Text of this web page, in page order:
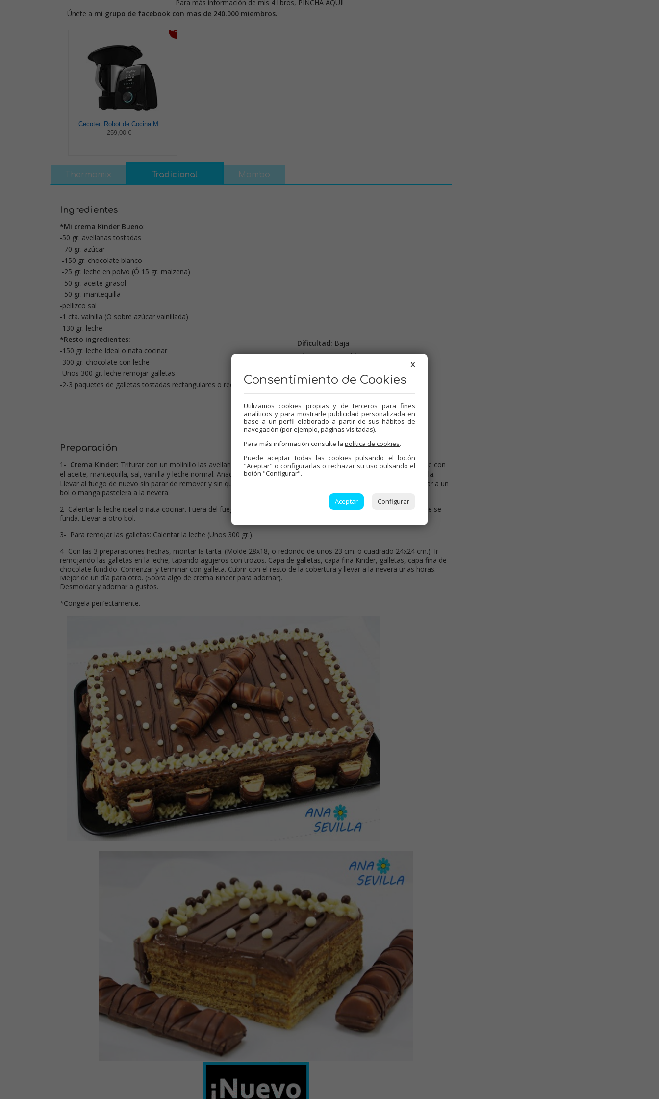
Para más información de mis 4 libros, PINCHA AQUÍ!
Únete a mi grupo de facebook con mas de 240.000 miembros.
46%
Cecotec Robot de Cocina Multifunción Mambo 9590. 1700 W, 30 Funciones, Cuchara MamboMix, Jarra Habana y Jarra de acero inoxidable de 3.3 L, Apta para lavavajillas, Báscula incorporada, Recetario
259,00 €
Thermomix Tradicional Mambo
Ingredientes
*Mi crema Kinder Bueno:
-50 gr. avellanas tostadas
-70 gr. azúcar
-150 gr. chocolate blanco
-25 gr. leche en polvo (Ó 15 gr. maizena)
-50 gr. aceite girasol
-50 gr. mantequilla
-pellizco sal
-1 cta. vainilla (O sobre azúcar vainillada)
-130 gr. leche
*Resto ingredientes:
-150 gr. leche Ideal o nata cocinar
-300 gr. chocolate con leche
-Unos 300 gr. leche remojar galletas
-2-3 paquetes de galletas tostadas rectangulares o redondas María
Dificultad: Baja
Tiempo de cocción:10 minutos
Precio:4 €
Tartas,Dulces varios,Thermomix,
Recetas para cumpleaños,Tradicional
Mambo
Preparación
1- Crema Kinder: Triturar con un molinillo las avellanas con el azúcar. - En un cazo al fuego bajo, fundir el chocolate con
el aceite, mantequilla, sal, vainilla y leche normal. Añadir las avellanas molidas y leche en polvo, triturar toda la mezcla.
Llevar al fuego de nuevo sin parar de remover y sin que llegue a hervir. Deberá quedar líquida como una natilla. Llevar a un
bol o manga pastelera a la nevera.
2- Calentar la leche ideal o nata cocinar. Fuera del fuego, añadir el chocolate troceado y remover bien hasta que éste se
funda. Llevar a otro bol.
3- Para remojar las galletas: Calentar la leche (Unos 300 gr.).
4- Con las 3 preparaciones hechas, montar la tarta. (Molde 28x18, o redondo de unos 23 cm. ó cuadrado 24x24 cm.). Ir
remojando las galletas en la leche, tapando agujeros con trozos. Capa de galletas, capa fina Kinder, galletas, capa fina de
chocolate fundido. Comenzar y terminar con galleta. Cubrir con el resto de la cobertura y llevar a la nevera unas horas.
Mejor de un día para otro. (Sobra algo de crema Kinder para adornar).
Desmoldar y adornar a gustos.
*Congela perfectamente.
X
Consentimiento de Cookies
Utilizamos cookies propias y de terceros para fines
analíticos y para mostrarle publicidad personalizada en
base a un perfil elaborado a partir de sus hábitos de
navegación (por ejemplo, páginas visitadas).
Para más información consulte la política de cookies.
Puede aceptar todas las cookies pulsando el botón
"Aceptar" o configurarlas o rechazar su uso pulsando el
botón "Configurar".
Aceptar Configurar